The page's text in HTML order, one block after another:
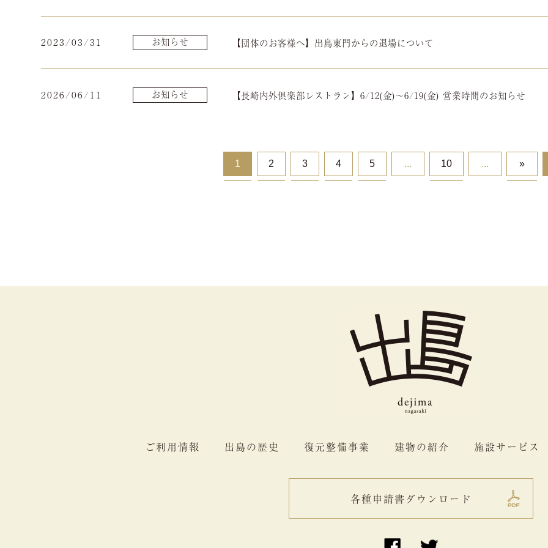
2023/03/31 お知らせ 【団体のお客様へ】出島東門からの退場について
2026/06/11 お知らせ 【長崎内外俱楽部レストラン】6/12(金)～6/19(金) 営業時間のお知らせ
1 2 3 4 5 ... 10 ... »
ご利用情報 出島の歴史 復元整備事業 建物の紹介 施設サービス
各種申請書ダウンロード